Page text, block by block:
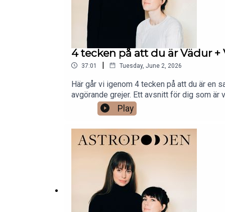
4 tecken på att du är Vädur +
37:01 | Tuesday, June 2, 2026
Här går vi igenom 4 tecken på att du är en
avgörande grejer. Ett avsnitt för dig som
Play